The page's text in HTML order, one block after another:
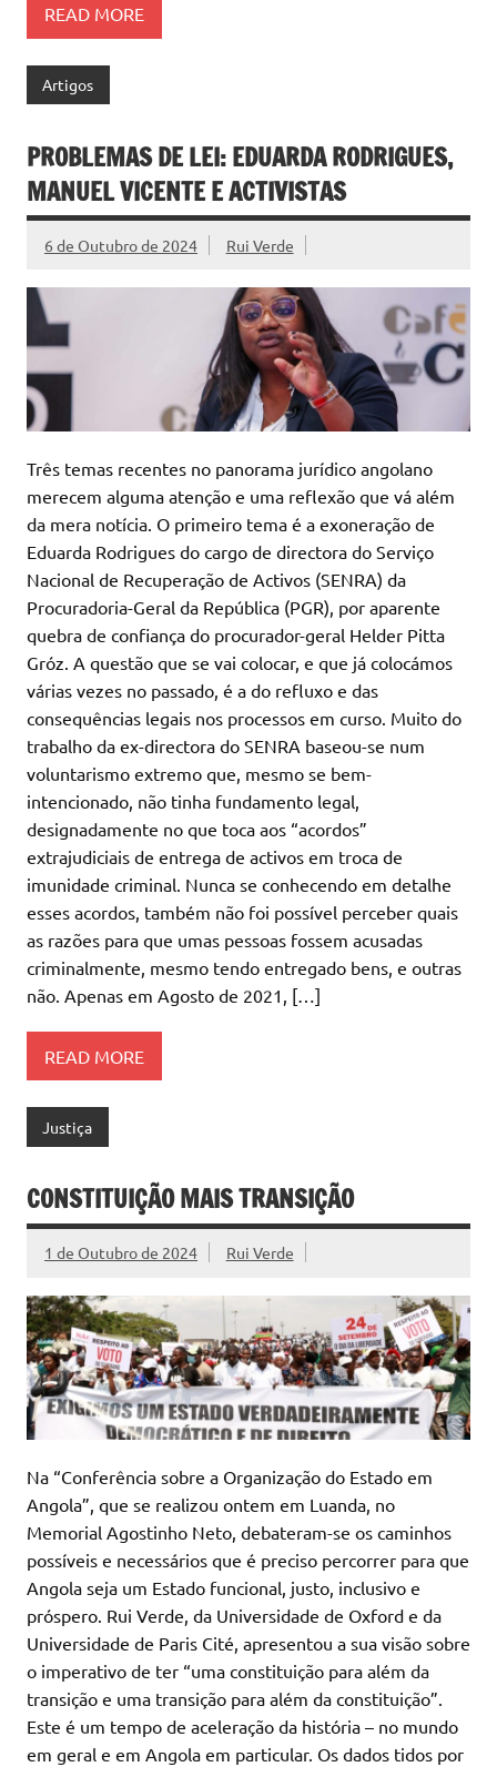
READ MORE
Artigos
PROBLEMAS DE LEI: EDUARDA RODRIGUES,
MANUEL VICENTE E ACTIVISTAS
6 de Outubro de 2024 Rui Verde
Três temas recentes no panorama jurídico angolano
merecem alguma atenção e uma reflexão que vá além
da mera notícia. O primeiro tema é a exoneração de
Eduarda Rodrigues do cargo de directora do Serviço
Nacional de Recuperação de Activos (SENRA) da
Procuradoria-Geral da República (PGR), por aparente
quebra de confiança do procurador-geral Helder Pitta
Gróz. A questão que se vai colocar, e que já colocámos
várias vezes no passado, é a do refluxo e das
consequências legais nos processos em curso. Muito do
trabalho da ex-directora do SENRA baseou-se num
voluntarismo extremo que, mesmo se bem-
intencionado, não tinha fundamento legal,
designadamente no que toca aos “acordos”
extrajudiciais de entrega de activos em troca de
imunidade criminal. Nunca se conhecendo em detalhe
esses acordos, também não foi possível perceber quais
as razões para que umas pessoas fossem acusadas
criminalmente, mesmo tendo entregado bens, e outras
não. Apenas em Agosto de 2021, […]
READ MORE
Justiça
CONSTITUIÇÃO MAIS TRANSIÇÃO
1 de Outubro de 2024 Rui Verde
Na “Conferência sobre a Organização do Estado em
Angola”, que se realizou ontem em Luanda, no
Memorial Agostinho Neto, debateram-se os caminhos
possíveis e necessários que é preciso percorrer para que
Angola seja um Estado funcional, justo, inclusivo e
próspero. Rui Verde, da Universidade de Oxford e da
Universidade de Paris Cité, apresentou a sua visão sobre
o imperativo de ter “uma constituição para além da
transição e uma transição para além da constituição”.
Este é um tempo de aceleração da história – no mundo
em geral e em Angola em particular. Os dados tidos por